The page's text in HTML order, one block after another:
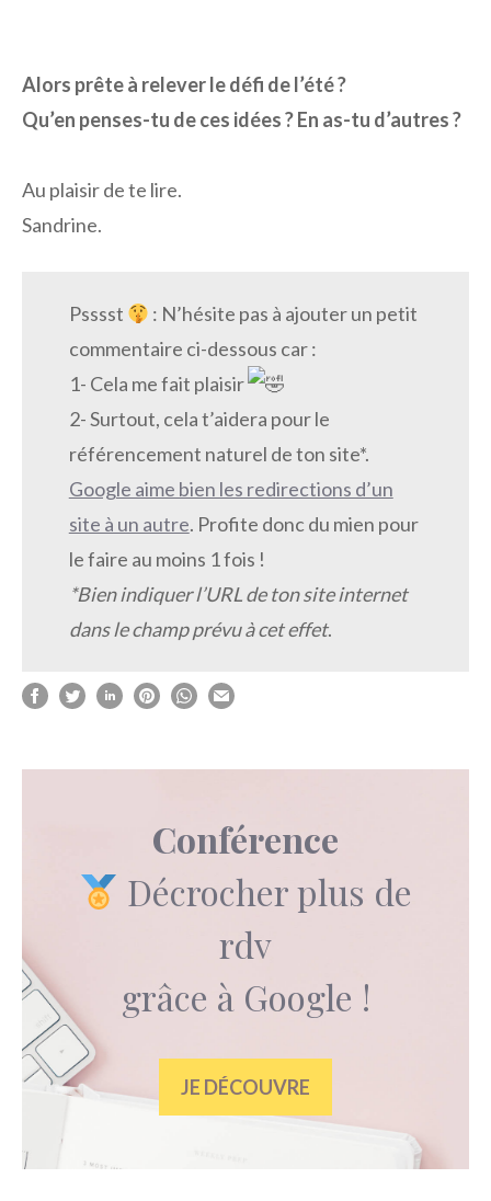
Alors prête à relever le défi de l’été ?
Qu’en penses-tu de ces idées ? En as-tu d’autres ?
Au plaisir de te lire.
Sandrine.
Psssst
: N’hésite pas à ajouter un petit
commentaire ci-dessous car :
1- Cela me fait plaisir
2- Surtout, cela t’aidera pour le
référencement naturel de ton site*.
Google aime bien les redirections d’un
site à un autre. Profite donc du mien pour
le faire au moins 1 fois !
*Bien indiquer l’URL de ton site internet
dans le champ prévu à cet effet.
Conférence
Décrocher plus de
rdv
grâce à Google !
JE DÉCOUVRE